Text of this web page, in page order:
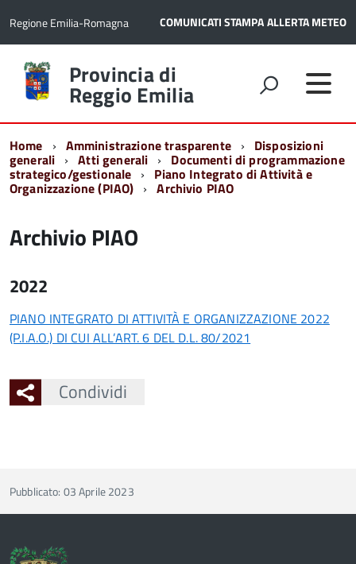
Regione Emilia-Romagna COMUNICATI STAMPAALLERTA METEO
Torna
alla
home
Provincia di
Reggio Emilia
Home Amministrazione trasparente Disposizioni
generali Atti generali Documenti di programmazione
strategico/gestionale Piano Integrato di Attività e
Organizzazione (PIAO) Archivio PIAO
Archivio PIAO
2022
PIANO INTEGRATO DI ATTIVITÀ E ORGANIZZAZIONE 2022
(P.I.A.O.) DI CUI ALL’ART. 6 DEL D.L. 80/2021
Condividi
Pubblicato: 03 Aprile 2023